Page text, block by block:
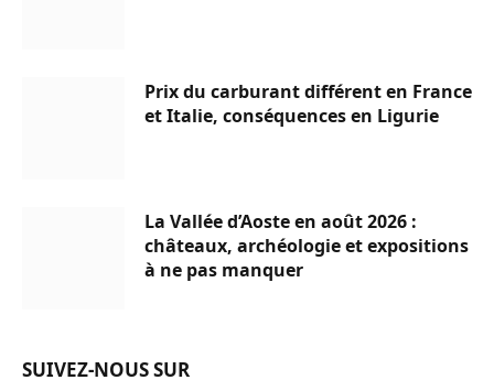
Prix du carburant différent en France
et Italie, conséquences en Ligurie
La Vallée d’Aoste en août 2026 :
châteaux, archéologie et expositions
à ne pas manquer
SUIVEZ-NOUS SUR